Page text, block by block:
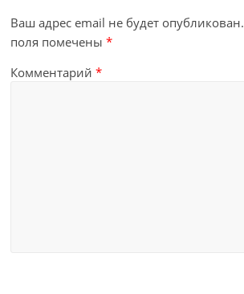
Ваш адрес email не будет опубликован.
поля помечены*
Комментарий*